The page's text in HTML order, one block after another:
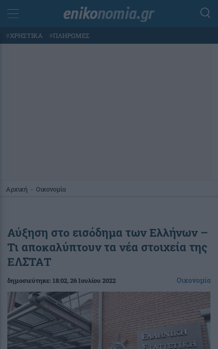
#ΧΡΗΣΤΙΚΑ #ΠΛΗΡΩΜΕΣ
Αρχική - Οικονομία
Αύξηση στο εισόδημα των Ελλήνων –
Τι αποκαλύπτουν τα νέα στοιχεία της
ΕΛΣΤΑΤ
δημοσιεύτηκε:18:02, 26 Ιουλίου 2022 Οικονομία